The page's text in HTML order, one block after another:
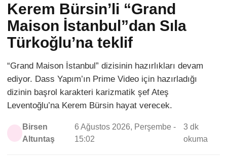
Kerem Bürsin’li “Grand
Maison İstanbul”dan Sıla
Türkoğlu’na teklif
“Grand Maison İstanbul” dizisinin hazırlıkları devam
ediyor. Dass Yapım’ın Prime Video için hazırladığı
dizinin başrol karakteri karizmatik şef Ateş
Leventoğlu’na Kerem Bürsin hayat verecek.
Birsen
Altuntaş
6 Ağustos 2026, Perşembe -
15:02
3 dk
okuma